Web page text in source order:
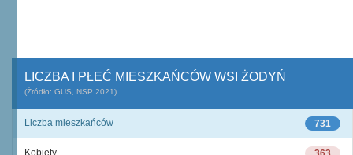
LICZBA I PŁEĆ MIESZKAŃCÓW WSI ŻODYŃ
(Źródło: GUS, NSP 2021)
731
Liczba mieszkańców
Kobiety